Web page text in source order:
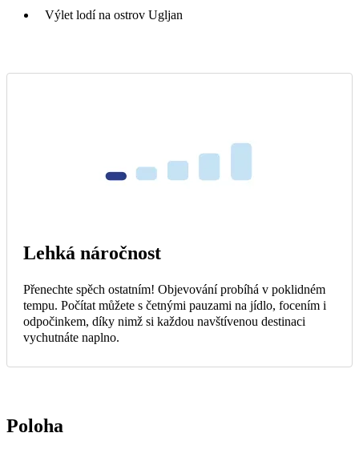
Výlet lodí na ostrov Ugljan
Lehká náročnost
Přenechte spěch ostatním! Objevování probíhá v poklidném
tempu. Počítat můžete s četnými pauzami na jídlo, focením i
odpočinkem, díky nimž si každou navštívenou destinaci
vychutnáte naplno.
Poloha